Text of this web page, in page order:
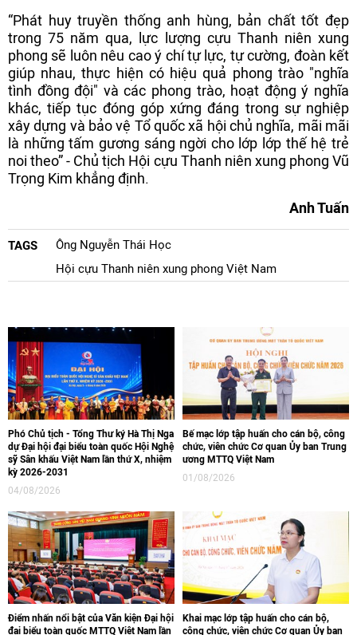
“Phát huy truyền thống anh hùng, bản chất tốt đẹp
trong 75 năm qua, lực lượng cựu Thanh niên xung
phong sẽ luôn nêu cao ý chí tự lực, tự cường, đoàn kết
giúp nhau, thực hiện có hiệu quả phong trào "nghĩa
tình đồng đội" và các phong trào, hoạt động ý nghĩa
khác, tiếp tục đóng góp xứng đáng trong sự nghiệp
xây dựng và bảo vệ Tổ quốc xã hội chủ nghĩa, mãi mãi
là những tấm gương sáng ngời cho lớp lớp thế hệ trẻ
noi theo” - Chủ tịch Hội cựu Thanh niên xung phong Vũ
Trọng Kim khẳng định.
Anh Tuấn
TAGS
Ông Nguyễn Thái Học
Hội cựu Thanh niên xung phong Việt Nam
Phó Chủ tịch - Tổng Thư ký Hà Thị Nga
dự Đại hội đại biểu toàn quốc Hội Nghệ
sỹ Sân khấu Việt Nam lần thứ X, nhiệm
kỳ 2026-2031
04/08/2026
Bế mạc lớp tập huấn cho cán bộ, công
chức, viên chức Cơ quan Ủy ban Trung
ương MTTQ Việt Nam
01/08/2026
Điểm nhấn nổi bật của Văn kiện Đại hội
đại biểu toàn quốc MTTQ Việt Nam lần
Khai mạc lớp tập huấn cho cán bộ,
công chức, viên chức Cơ quan Ủy ban